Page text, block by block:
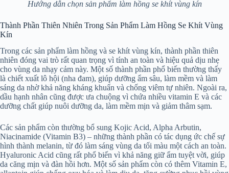
Hướng dẫn chọn sản phẩm làm hồng se khít vùng kín
Thành Phần Thiên Nhiên Trong Sản Phẩm Làm Hồng Se Khít Vùng
Kín
Trong các sản phẩm làm hồng và se khít vùng kín, thành phần thiên
nhiên đóng vai trò rất quan trọng vì tính an toàn và hiệu quả dịu nhẹ
cho vùng da nhạy cảm này. Một số thành phần phổ biến thường thấy
là chiết xuất lô hội (nha đam), giúp dưỡng ẩm sâu, làm mềm và làm
sáng da nhờ khả năng kháng khuẩn và chống viêm tự nhiên. Ngoài ra,
dầu hạnh nhân cũng được ưa chuộng vì chứa nhiều vitamin E và các
dưỡng chất giúp nuôi dưỡng da, làm mềm mịn và giảm thâm sạm.
Các sản phẩm còn thường bổ sung Kojic Acid, Alpha Arbutin,
Niacinamide (Vitamin B3) – những thành phần có tác dụng ức chế sự
hình thành melanin, từ đó làm sáng vùng da tối màu một cách an toàn.
Hyaluronic Acid cũng rất phổ biến vì khả năng giữ ẩm tuyệt vời, giúp
da căng mịn và đàn hồi hơn. Một số sản phẩm còn có thêm Vitamin E,